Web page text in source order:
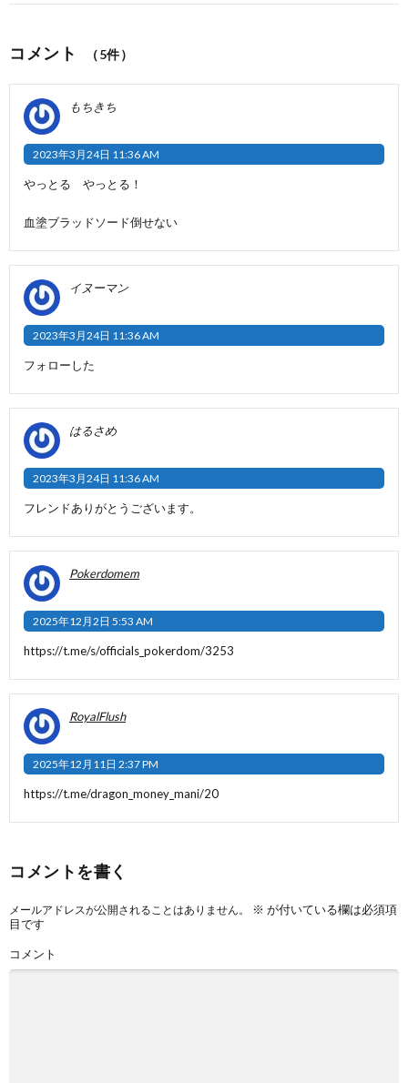
コメント （5件）
もちきち
2023年3月24日 11:36 AM
やっとる やっとる！
血塗ブラッドソード倒せない
イヌーマン
2023年3月24日 11:36 AM
フォローした
はるさめ
2023年3月24日 11:36 AM
フレンドありがとうございます。
Pokerdomem
2025年12月2日 5:53 AM
https://t.me/s/officials_pokerdom/3253
RoyalFlush
2025年12月11日 2:37 PM
https://t.me/dragon_money_mani/20
コメントを書く
メールアドレスが公開されることはありません。 ※ が付いている欄は必須項
目です
コメント